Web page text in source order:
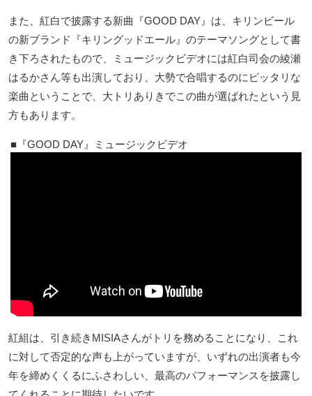
また、紅白で披露する新曲『GOOD DAY』は、キリンビール
の新ブランド『キリングッドエール』のテーマソングとして書
き下ろされたもので、ミュージックビデオには紅白司会の綾瀬
はるかさん等も出演しており、大勢で合唱するのにピッタリな
楽曲ということで、大トリありきでこの曲が選ばれたという見
方もあります。
『GOOD DAY』ミュージックビデオ
紅組は、引き続きMISIAさんがトリを務めることになり、これ
に対して否定的な声も上がっていますが、いずれの出演者も今
年を締めくくるにふさわしい、最高のパフォーマンスを披露し